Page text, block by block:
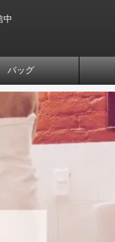
中
バッグ